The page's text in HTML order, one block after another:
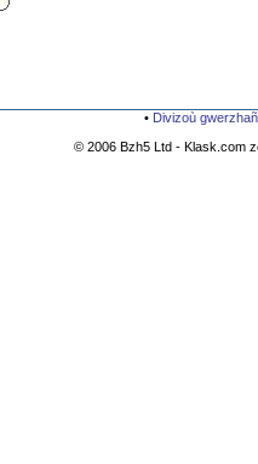
• Divizoù
© 2006 Bzh5 Ltd - Klask.com